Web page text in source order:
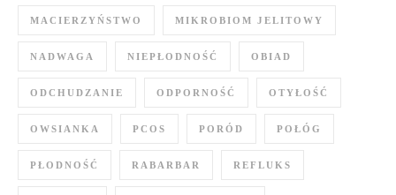
MACIERZYŃSTWO MIKROBIOM JELITOWY
NADWAGA NIEPŁODNOŚĆ OBIAD
ODCHUDZANIE ODPORNOŚĆ OTYŁOŚĆ
OWSIANKA PCOS PORÓD POŁÓG
PŁODNOŚĆ RABARBAR REFLUKS